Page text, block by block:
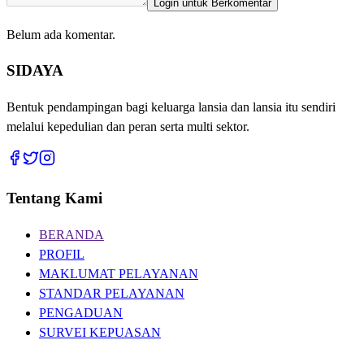
Login untuk Berkomentar
Belum ada komentar.
SIDAYA
Bentuk pendampingan bagi keluarga lansia dan lansia itu sendiri
melalui kepedulian dan peran serta multi sektor.
Tentang Kami
BERANDA
PROFIL
MAKLUMAT PELAYANAN
STANDAR PELAYANAN
PENGADUAN
SURVEI KEPUASAN